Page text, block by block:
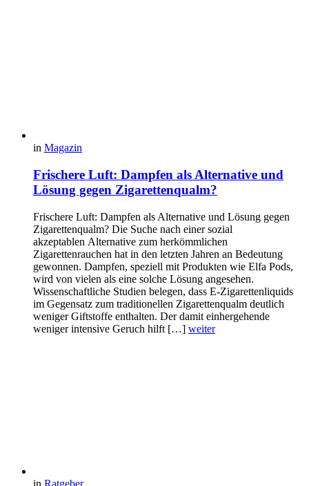
in Magazin
Frischere Luft: Dampfen als Alternative und
Lösung gegen Zigarettenqualm?
Frischere Luft: Dampfen als Alternative und Lösung gegen
Zigarettenqualm? Die Suche nach einer sozial
akzeptablen Alternative zum herkömmlichen
Zigarettenrauchen hat in den letzten Jahren an Bedeutung
gewonnen. Dampfen, speziell mit Produkten wie Elfa Pods,
wird von vielen als eine solche Lösung angesehen.
Wissenschaftliche Studien belegen, dass E-Zigarettenliquids
im Gegensatz zum traditionellen Zigarettenqualm deutlich
weniger Giftstoffe enthalten. Der damit einhergehende
weniger intensive Geruch hilft […] weiter
in Ratgeber